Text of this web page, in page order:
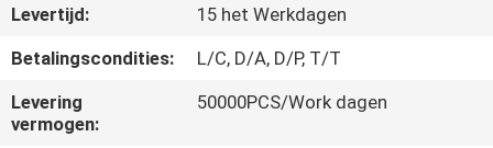
OM
EEN
CITAAT
Levertijd:
15 het Werkdagen
Betalingscondities:
L/C, D/A, D/P, T/T
Levering
vermogen:
50000PCS/Work dagen